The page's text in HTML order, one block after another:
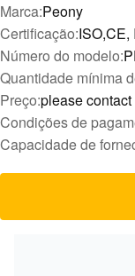
Marca:Peony
Certificação:ISO,CE,
Número do modelo:
Quantidade mínima
Preço:please contact
Condições de
Capacidade de